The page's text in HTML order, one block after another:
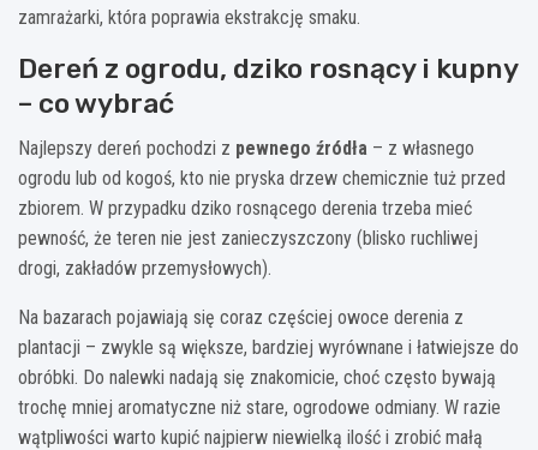
zamrażarki, która poprawia ekstrakcję smaku.
Dereń z ogrodu, dziko rosnący i kupny
– co wybrać
Najlepszy dereń pochodzi z pewnego źródła – z własnego
ogrodu lub od kogoś, kto nie pryska drzew chemicznie tuż przed
zbiorem. W przypadku dziko rosnącego derenia trzeba mieć
pewność, że teren nie jest zanieczyszczony (blisko ruchliwej
drogi, zakładów przemysłowych).
Na bazarach pojawiają się coraz częściej owoce derenia z
plantacji – zwykle są większe, bardziej wyrównane i łatwiejsze do
obróbki. Do nalewki nadają się znakomicie, choć często bywają
trochę mniej aromatyczne niż stare, ogrodowe odmiany. W razie
wątpliwości warto kupić najpierw niewielką ilość i zrobić małą